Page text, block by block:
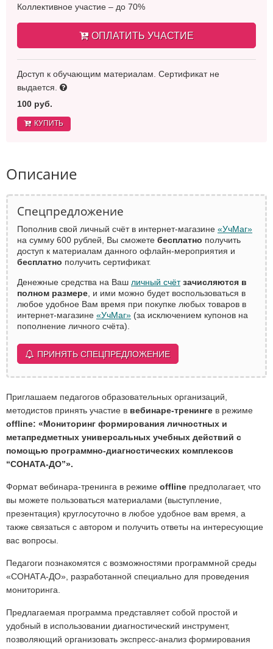
Коллективное участие – до 70%
ОПЛАТИТЬ УЧАСТИЕ
Доступ к обучающим материалам. Сертификат не
выдается.
100 руб.
КУПИТЬ
Описание
Спецпредложение
Пополнив свой личный счёт в интернет-магазине «УчМаг»
на сумму 600 рублей, Вы сможете бесплатно получить
доступ к материалам данного офлайн-мероприятия и
бесплатно получить сертификат.
Денежные средства на Ваш личный счёт зачисляются в
полном размере , и ими можно будет воспользоваться в
любое удобное Вам время при покупке любых товаров в
интернет-магазине «УчМаг» (за исключением купонов на
пополнение личного счёта).
ПРИНЯТЬ СПЕЦПРЕДЛОЖЕНИЕ
Приглашаем педагогов образовательных организаций,
методистов принять участие в вебинаре-тренинге в режиме
offline: «Мониторинг формирования личностных и
метапредметных универсальных учебных действий с
помощью программно-диагностических комплексов
“СОНАТА-ДО”».
Формат вебинара-тренинга в режиме offline предполагает, что
вы можете пользоваться материалами (выступление,
презентация) круглосуточно в любое удобное вам время, а
также связаться с автором и получить ответы на интересующие
вас вопросы.
Педагоги познакомятся с возможностями программной среды
«СОНАТА-ДО», разработанной специально для проведения
мониторинга.
Предлагаемая программа представляет собой простой и
удобный в использовании диагностический инструмент,
позволяющий организовать экспресс-анализ формирования